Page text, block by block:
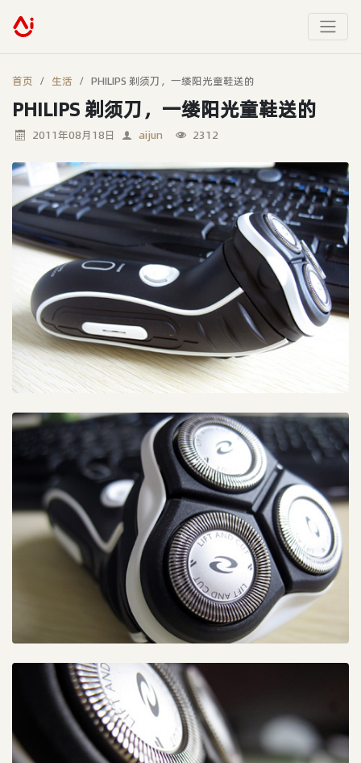
首页 生活 PHILIPS 剃须刀，一缕阳光童鞋送的
PHILIPS 剃须刀，一缕阳光童鞋送的
2011年08月18日 aijun 2312